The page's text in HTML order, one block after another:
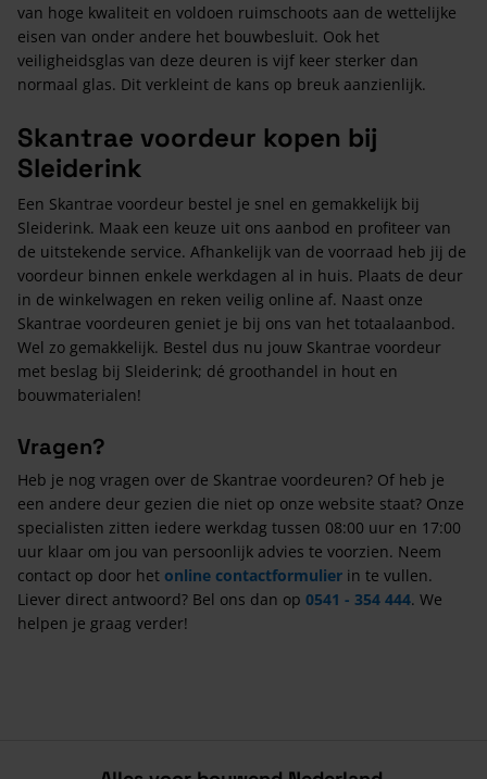
van hoge kwaliteit en voldoen ruimschoots aan de wettelijke
eisen van onder andere het bouwbesluit. Ook het
veiligheidsglas van deze deuren is vijf keer sterker dan
normaal glas. Dit verkleint de kans op breuk aanzienlijk.
Skantrae voordeur kopen bij
Sleiderink
Een Skantrae voordeur bestel je snel en gemakkelijk bij
Sleiderink. Maak een keuze uit ons aanbod en profiteer van
de uitstekende service. Afhankelijk van de voorraad heb jij de
voordeur binnen enkele werkdagen al in huis. Plaats de deur
in de winkelwagen en reken veilig online af. Naast onze
Skantrae voordeuren geniet je bij ons van het totaalaanbod.
Wel zo gemakkelijk. Bestel dus nu jouw Skantrae voordeur
met beslag bij Sleiderink; dé groothandel in hout en
bouwmaterialen!
Vragen?
Heb je nog vragen over de Skantrae voordeuren? Of heb je
een andere deur gezien die niet op onze website staat? Onze
specialisten zitten iedere werkdag tussen 08:00 uur en 17:00
uur klaar om jou van persoonlijk advies te voorzien. Neem
contact op door het online contactformulier in te vullen.
Liever direct antwoord? Bel ons dan op 0541 - 354 444. We
helpen je graag verder!